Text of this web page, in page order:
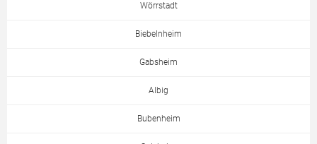
Wörrstadt
Biebelnheim
Gabsheim
Albig
Bubenheim